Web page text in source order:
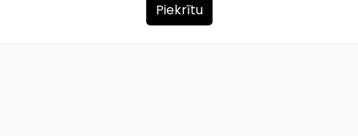
Par mums
Piekrītu